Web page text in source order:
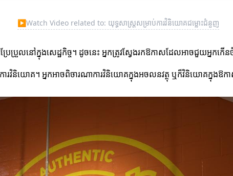
▶Watch Video related to: យុទ្ធសាស្ត្រសម្រាប់ការវិនិយោគជម្លោះជំនួញ
ែប្រួលនៅក្នុងសេដ្ឋកិច្ច។ ដូចនេះ អ្នកត្រូវស្វែងរកឱកាសដែលអាចជួយអ្នក
វិនិយោគ។ អ្នកអាចពិចារណាការវិនិយោគក្នុងអចលនវត្ថុ ឬក៏វិនិយោគក្នុង